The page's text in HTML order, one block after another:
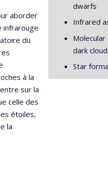
aborder
infrarouge
du
à la
sur la
celle des
étoiles,
la
dwarfs
Infrared
dark
Star